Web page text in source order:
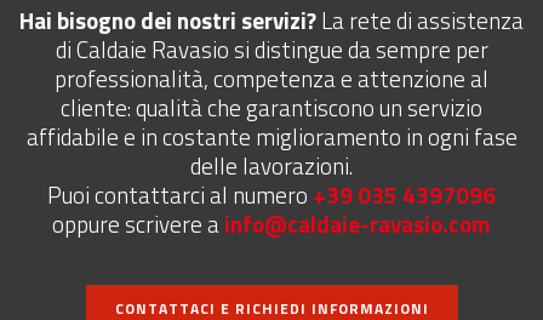
Hai bisogno dei nostri servizi?La rete di assistenza
di Caldaie Ravasio si distingue da sempre per
professionalità, competenza e attenzione al
cliente: qualità che garantiscono un servizio
affidabile e in costante miglioramento in ogni fase
delle lavorazioni.
Puoi contattarci al numero +39 035 4397096
oppure scrivere ainfo@caldaie-ravasio.com
CONTATTACI E RICHIEDI INFORMAZIONI